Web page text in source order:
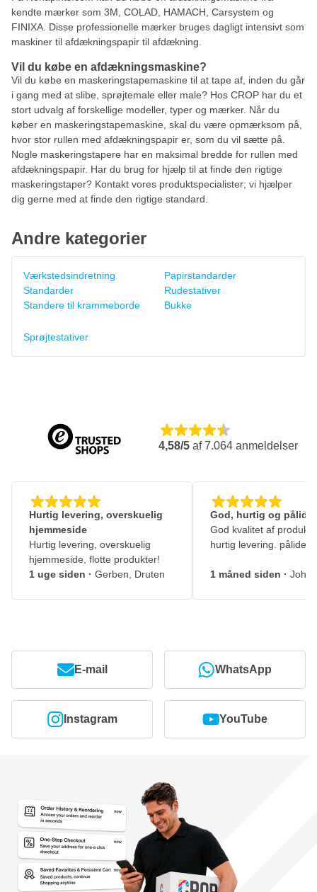
kendte mærker som 3M, COLAD, HAMACH, Carsystem og
FINIXA. Disse professionelle mærker bruges dagligt intensivt som
maskiner til afdækningspapir til afdækning.
Vil du købe en afdækningsmaskine?
Vil du købe en maskeringstapemaskine til at tape af, inden du går
i gang med at slibe, sprøjtemale eller male? Hos CROP har du et
stort udvalg af forskellige modeller, typer og mærker. Når du
køber en maskeringstapemaskine, skal du være opmærksom på,
hvor stor rullen med afdækningspapir er, som du vil sætte på.
Nogle maskeringstapere har en maksimal bredde for rullen med
afdækningspapir. Har du brug for hjælp til at finde den rigtige
maskeringstaper? Kontakt vores produktspecialister; vi hjælper
dig gerne med at finde den rigtige standard.
Andre kategorier
Værkstedsindretning
Standarder
Standere til krammeborde
Papirstandarder
Rudestativer
Bukke
Sprøjtestativer
4,58/5 af7.064 anmeldelser
Hurtig levering, overskuelig
hjemmeside
Hurtig levering, overskuelig
hjemmeside, flotte produkter!
1 uge siden · Gerben, Druten
God, hurtig og
God kvalitet af
hurtig levering.
1 måned siden ·
E-mail WhatsApp
Instagram YouTube